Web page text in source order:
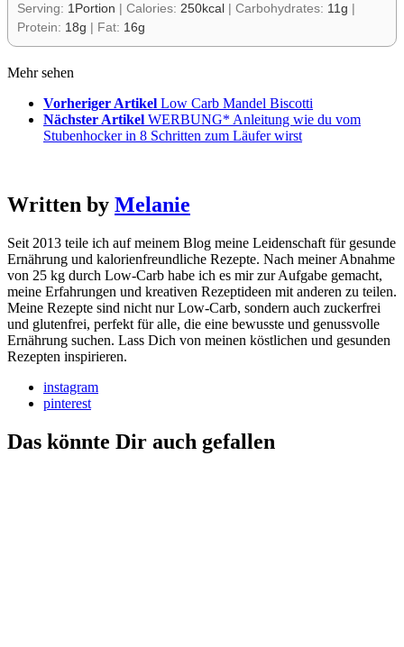
Serving: 1Portion | Calories: 250kcal | Carbohydrates: 11g |
Protein: 18g | Fat: 16g
Mehr sehen
Vorheriger Artikel Low Carb Mandel Biscotti
Nächster Artikel WERBUNG* Anleitung wie du vom
Stubenhocker in 8 Schritten zum Läufer wirst
Written by Melanie
Seit 2013 teile ich auf meinem Blog meine Leidenschaft für gesunde
Ernährung und kalorienfreundliche Rezepte. Nach meiner Abnahme
von 25 kg durch Low-Carb habe ich es mir zur Aufgabe gemacht,
meine Erfahrungen und kreativen Rezeptideen mit anderen zu teilen.
Meine Rezepte sind nicht nur Low-Carb, sondern auch zuckerfrei
und glutenfrei, perfekt für alle, die eine bewusste und genussvolle
Ernährung suchen. Lass Dich von meinen köstlichen und gesunden
Rezepten inspirieren.
instagram
pinterest
Das könnte Dir auch gefallen